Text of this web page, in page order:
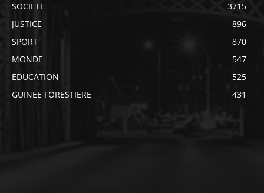
SOCIETE
3715
JUSTICE
896
SPORT
870
MONDE
547
EDUCATION
525
GUINEE FORESTIERE
431